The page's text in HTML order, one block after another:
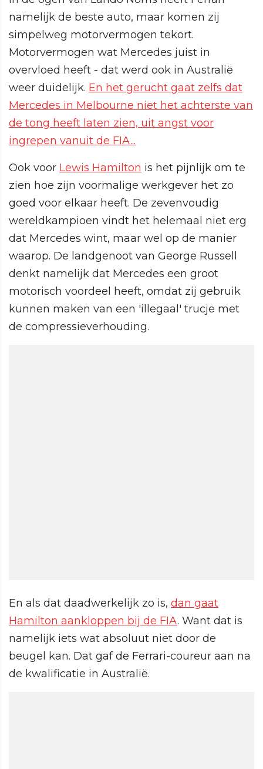
namelijk de beste auto, maar komen zij
simpelweg motorvermogen tekort.
Motorvermogen wat Mercedes juist in
overvloed heeft - dat werd ook in Australië
weer duidelijk. En het gerucht gaat zelfs dat
Mercedes in Melbourne niet het achterste van
de tong heeft laten zien, uit angst voor
ingrepen vanuit de FIA...
Ook voor Lewis Hamilton is het pijnlijk om te
zien hoe zijn voormalige werkgever het zo
goed voor elkaar heeft. De zevenvoudig
wereldkampioen vindt het helemaal niet erg
dat Mercedes wint, maar wel op de manier
waarop. De landgenoot van George Russell
denkt namelijk dat Mercedes een groot
motorisch voordeel heeft, omdat zij gebruik
kunnen maken van een 'illegaal' trucje met
de compressieverhouding.
En als dat daadwerkelijk zo is, dan gaat
Hamilton aankloppen bij de FIA. Want dat is
namelijk iets wat absoluut niet door de
beugel kan. Dat gaf de Ferrari-coureur aan na
de kwalificatie in Australië.